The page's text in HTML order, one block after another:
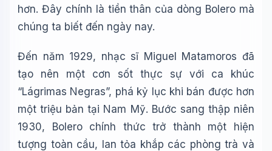
hơn. Đây chính là tiền thân của dòng Bolero mà
chúng ta biết đến ngày nay.
Đến năm 1929, nhạc sĩ Miguel Matamoros đã
tạo nên một cơn sốt thực sự với ca khúc
“Lágrimas Negras”, phá kỷ lục khi bán được hơn
một triệu bản tại Nam Mỹ. Bước sang thập niên
1930, Bolero chính thức trở thành một hiện
tượng toàn cầu, lan tỏa khắp các phòng trà và